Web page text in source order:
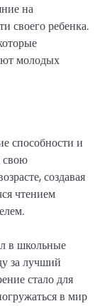
на
своего ребенка.
молодых
способности и
свою
создавая
чтением
в школьные
за лучший
стало для
в мир